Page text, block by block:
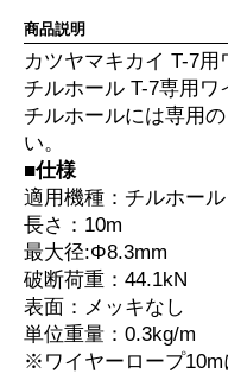
商品説明
カツヤマキカイ T-7
チルホール T-7専用ワ
チルホールには専用
い。
■仕様
適用機種：チルホー
長さ：10m
最大径:Φ8.3mm
破断荷重：44.1kN
表面：メッキなし
単位重量：0.3kg/m
※ワイヤーロープ10m